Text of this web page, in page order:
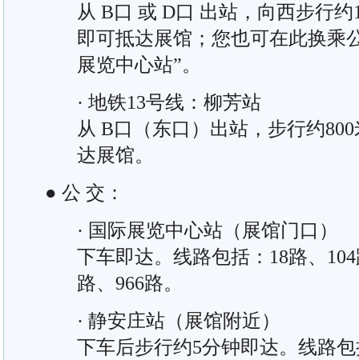
从 B口 或 D口 出站，向西步行
即可抵达展馆；您也可在此换乘
展览中心站”。
· 地铁13号线：柳芳站
从 B口（东口）出站，步行约
达展馆。
● 公 交：
· 国际展览中心站（展馆门口）
下车即达。线路包括：18路、
路、966路。
· 静安庄站（展馆附近）
下车后步行约5分钟即达。线路